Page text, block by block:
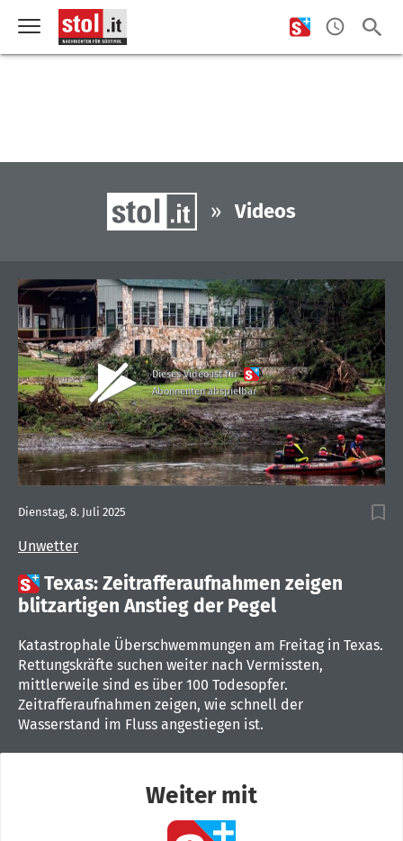
» Videos
Dieses Video ist für
Abonnenten abspielbar
Unwetter
Dienstag, 8. Juli 2025
Texas: Zeitrafferaufnahmen zeigen
blitzartigen Anstieg der Pegel
Katastrophale Überschwemmungen am Freitag in Texas.
Rettungskräfte suchen weiter nach Vermissten,
mittlerweile sind es über 100 Todesopfer.
Zeitrafferaufnahmen zeigen, wie schnell der
Wasserstand im Fluss angestiegen ist.